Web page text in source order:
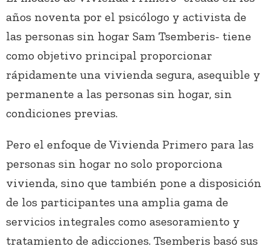
años noventa por el psicólogo y activista de
las personas sin hogar Sam Tsemberis- tiene
como objetivo principal proporcionar
rápidamente una vivienda segura, asequible y
permanente a las personas sin hogar, sin
condiciones previas.
Pero el enfoque de Vivienda Primero para las
personas sin hogar no solo proporciona
vivienda, sino que también pone a disposición
de los participantes una amplia gama de
servicios integrales como asesoramiento y
tratamiento de adicciones. Tsemberis basó sus